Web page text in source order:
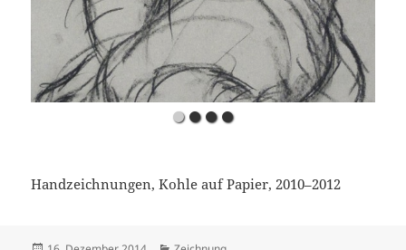
Handzeichnungen, Kohle auf Papier, 2010–2012